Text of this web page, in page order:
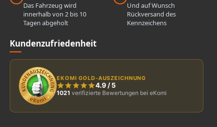
Das Fahrzeug wird
innerhalb von 2 bis 10
Tagen abgeholt
Und auf Wunsch
Rückversand des
Kennzeichens
Kundenzufriedenheit
EKOMI GOLD-AUSZEICHNUNG
4.9 /5
1021 verifizierte Bewertungen bei eKomi